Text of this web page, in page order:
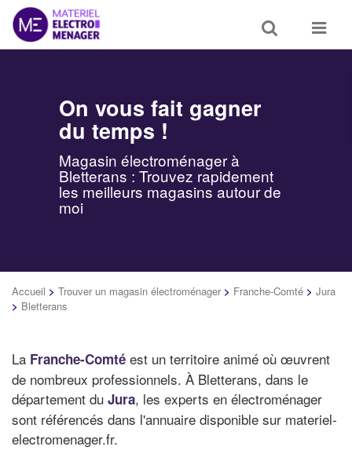
Toggle
search
Toggle
On vous fait gagner
du temps !
Magasin électroménager à
Bletterans : Trouvez rapidement
les meilleurs magasins autour de
moi
Accueil > Trouver un magasin électroménager > Franche-Comté > Jura
> Bletterans
La Franche-Comté est un territoire animé où œuvrent
de nombreux professionnels. À Bletterans, dans le
département du Jura, les experts en électroménager
sont référencés dans l'annuaire disponible sur materiel-
electromenager.fr.